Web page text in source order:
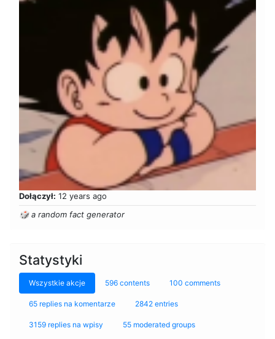
Dołączył: 12 years ago
🎲 a random fact generator
Statystyki
Wszystkie akcje 596 contents 100 comments
65 replies na komentarze 2842 entries
3159 replies na wpisy 55 moderated groups